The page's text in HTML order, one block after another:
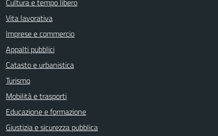
Cultura e tempo libero
Vita lavorativa
Imprese e commercio
Appalti pubblici
Catasto e urbanistica
Turismo
Mobilità e trasporti
Educazione e formazione
Giustizia e sicurezza pubblica